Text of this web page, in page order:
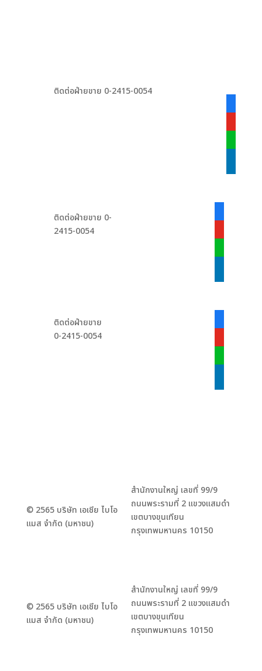
ติดต่อฝ่ายขาย 0-2415-0054
ติดต่อฝ่ายขาย 0-
2415-0054
ติดต่อฝ่ายขาย
0-2415-0054
© 2565 บริษัท เอเชีย ไบโอ
แมส จำกัด (มหาชน)
สำนักงานใหญ่ เลขที่ 99/9
ถนนพระรามที่ 2 แขวงแสมดำ
เขตบางขุนเทียน
กรุงเทพมหานคร 10150
© 2565 บริษัท เอเชีย ไบโอ
แมส จำกัด (มหาชน)
สำนักงานใหญ่ เลขที่ 99/9
ถนนพระรามที่ 2 แขวงแสมดำ
เขตบางขุนเทียน
กรุงเทพมหานคร 10150